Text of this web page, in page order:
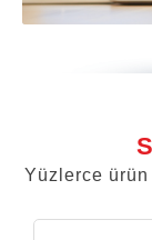
Yüzlerce ürün